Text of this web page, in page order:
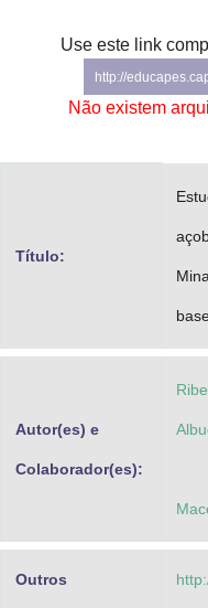
Gabinete de Segurança
Use este link
http://
Não existem
Título:
Autor(es) e
Colaborador(es):
Outros